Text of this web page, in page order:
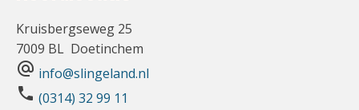
Kruisbergseweg 25
7009 BL Doetinchem
alternate_email info@slingeland.nl
phone (0314) 32 99 11